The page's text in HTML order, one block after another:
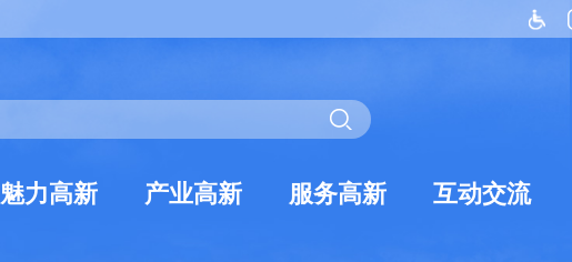
魅力高新 产业高新 服务高新 互动交流